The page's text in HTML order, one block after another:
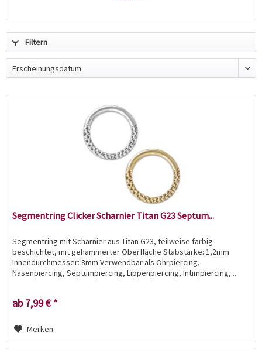
Filtern
Segmentring Clicker Scharnier Titan G23 Septum...
Segmentring mit Scharnier aus Titan G23, teilweise farbig
beschichtet, mit gehämmerter Oberfläche Stabstärke: 1,2mm
Innendurchmesser: 8mm Verwendbar als Ohrpiercing,
Nasenpiercing, Septumpiercing, Lippenpiercing, Intimpiercing,...
ab 7,99 € *
Merken